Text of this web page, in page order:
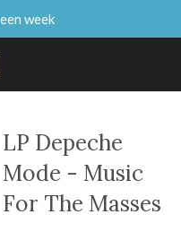
week
LP Depeche
Mode - Music
For The Masses